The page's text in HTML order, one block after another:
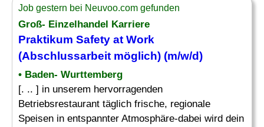
Job gestern bei Neuvoo.com gefunden
Groß- Einzelhandel Karriere
Praktikum Safety at Work
(Abschlussarbeit möglich) (m/w/d)
• Baden- Wurttemberg
[. .. ] in unserem hervorragenden
Betriebsrestaurant täglich frische, regionale
Speisen in entspannter Atmosphäre-dabei wird dein